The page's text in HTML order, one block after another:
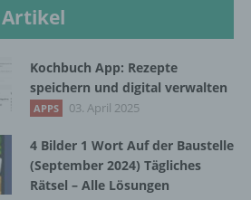
Kochbuch App: Rezepte
speichern und digital verwalten
APPS 03. April 2025
4 Bilder 1 Wort Auf der Baustelle
(September 2024) Tägliches
Rätsel – Alle Lösungen